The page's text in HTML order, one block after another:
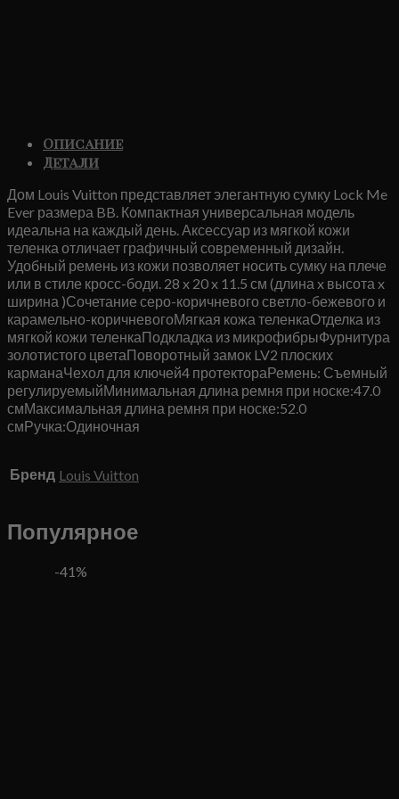
Описание
Детали
Дом Louis Vuitton представляет элегантную сумку Lock Me
Ever размера BB. Компактная универсальная модель
идеальна на каждый день. Аксессуар из мягкой кожи
теленка отличает графичный современный дизайн.
Удобный ремень из кожи позволяет носить сумку на плече
или в стиле кросс-боди. 28 x 20 x 11.5 см (длина x высота x
ширина )Сочетание серо-коричневого светло-бежевого и
карамельно-коричневогоМягкая кожа теленкаОтделка из
мягкой кожи теленкаПодкладка из микрофибрыФурнитура
золотистого цветаПоворотный замок LV2 плоских
карманаЧехол для ключей4 протектораРемень: Съемный
регулируемыйМинимальная длина ремня при носке:47.0
смМаксимальная длина ремня при носке:52.0
смРучка:Одиночная
Бренд Louis Vuitton
Популярное
-41%